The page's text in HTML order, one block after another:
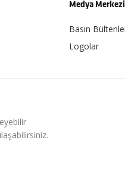
Medya Merkezi
Basın
Logolar